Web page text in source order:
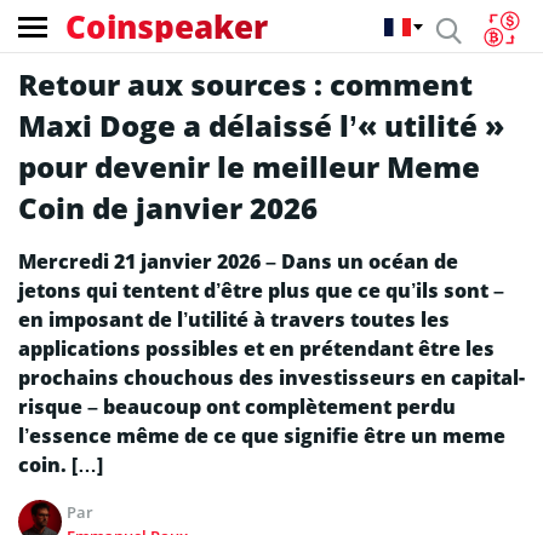
Coinspeaker
Retour aux sources : comment
Maxi Doge a délaissé l’« utilité »
pour devenir le meilleur Meme
Coin de janvier 2026
Mercredi 21 janvier 2026 – Dans un océan de
jetons qui tentent d’être plus que ce qu’ils sont –
en imposant de l’utilité à travers toutes les
applications possibles et en prétendant être les
prochains chouchous des investisseurs en capital-
risque – beaucoup ont complètement perdu
l’essence même de ce que signifie être un meme
coin. […]
Par